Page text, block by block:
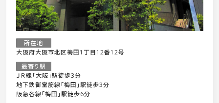
所在地
大阪府大阪市北区梅田1丁目12番12号
最寄り駅
ＪＲ線「大阪」駅徒歩3分
地下鉄御堂筋線「梅田」駅徒歩3分
阪急各線「梅田」駅徒歩6分